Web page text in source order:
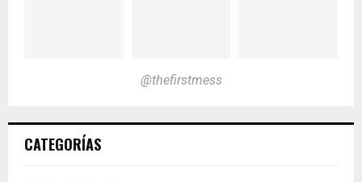
@thefirstmess
CATEGORÍAS